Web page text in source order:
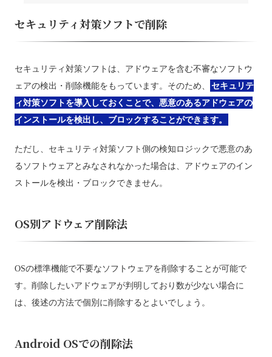
セキュリティ対策ソフトで削除
セキュリティ対策ソフトは、アドウェアを含む不審なソフトウ
ェアの検出・削除機能をもっています。そのため、
セキュリテ
ィ対策ソフトを導入しておくことで、悪意のあるアドウェアの
インストールを検出し、ブロックすることができます。
ただし、セキュリティ対策ソフト側の検知ロジックで悪意のあ
るソフトウェアとみなされなかった場合は、アドウェアのイン
ストールを検出・ブロックできません。
OS別アドウェア削除法
OSの標準機能で不要なソフトウェアを削除することが可能で
す。削除したいアドウェアが判明しており数が少ない場合に
は、後述の方法で個別に削除するとよいでしょう。
Android OSでの削除法